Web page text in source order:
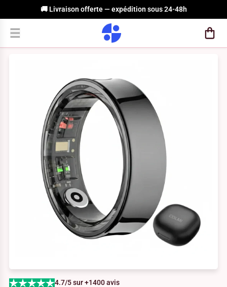
🚚 Livraison offerte — expédition sous 24-48h
4.7/5 sur +1400 avis